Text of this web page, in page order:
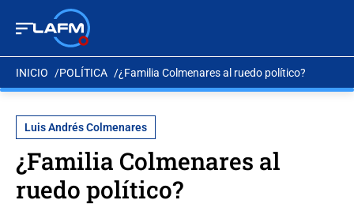
INICIO POLÍTICA ¿Familia Colmenares al ruedo político?
Luis Andrés Colmenares
¿Familia Colmenares al
ruedo político?